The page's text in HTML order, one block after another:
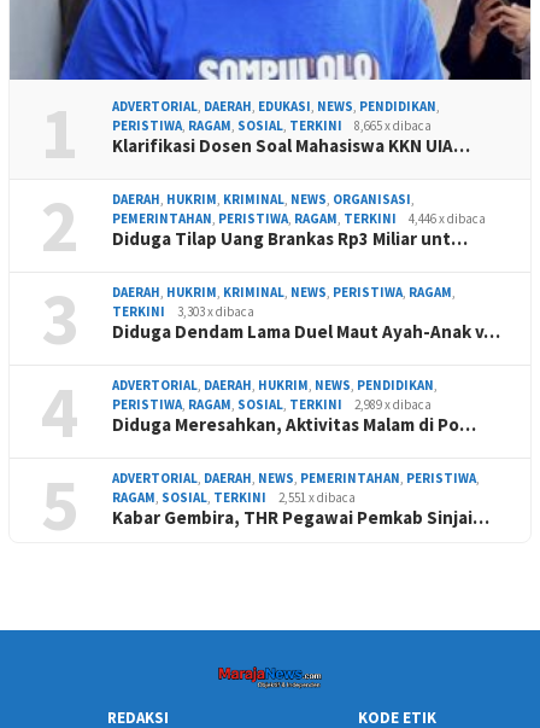
1 ADVERTORIAL, DAERAH, EDUKASI, NEWS, PENDIDIKAN,
PERISTIWA, RAGAM, SOSIAL, TERKINI 8,665 x dibaca
Klarifikasi Dosen Soal Mahasiswa KKN UIA…
2 DAERAH, HUKRIM, KRIMINAL, NEWS, ORGANISASI,
PEMERINTAHAN, PERISTIWA, RAGAM, TERKINI 4,446 x dibaca
Diduga Tilap Uang Brankas Rp3 Miliar unt…
3 DAERAH, HUKRIM, KRIMINAL, NEWS, PERISTIWA, RAGAM,
TERKINI
3,303 x dibaca
Diduga Dendam Lama Duel Maut Ayah-Anak v…
4 ADVERTORIAL, DAERAH, HUKRIM, NEWS, PENDIDIKAN,
PERISTIWA, RAGAM, SOSIAL, TERKINI 2,989 x dibaca
Diduga Meresahkan, Aktivitas Malam di Po…
5 ADVERTORIAL, DAERAH, NEWS, PEMERINTAHAN, PERISTIWA,
RAGAM, SOSIAL, TERKINI 2,551 x dibaca
Kabar Gembira, THR Pegawai Pemkab Sinjai…
REDAKSI KODE ETIK